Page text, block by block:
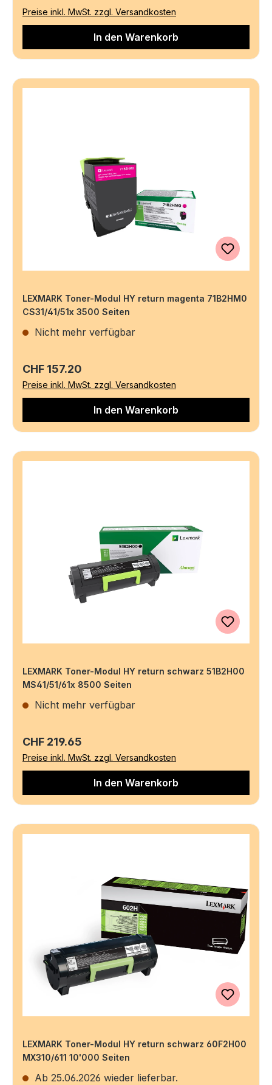
Preise inkl. MwSt. zzgl. Versandkosten
In den Warenkorb
LEXMARK Toner-Modul HY return magenta 71B2HM0
CS31/41/51x 3500 Seiten
Nicht mehr verfügbar
Regulärer Preis:
CHF 157.20
Preise inkl. MwSt. zzgl. Versandkosten
In den Warenkorb
LEXMARK Toner-Modul HY return schwarz 51B2H00
MS41/51/61x 8500 Seiten
Nicht mehr verfügbar
Regulärer Preis:
CHF 219.65
Preise inkl. MwSt. zzgl. Versandkosten
In den Warenkorb
LEXMARK Toner-Modul HY return schwarz 60F2H00
MX310/611 10'000 Seiten
Ab 25.06.2026 wieder lieferbar.